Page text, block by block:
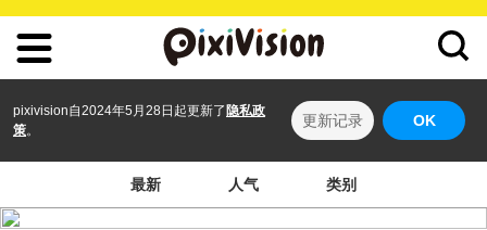
pixivision自2024年5月28日起更新了 隐私政
策。
更新记录 OK
最新 人气 类别